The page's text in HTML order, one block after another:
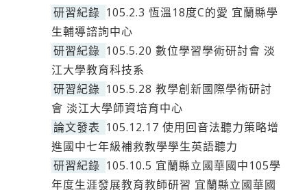
研習紀錄 105.2.3 恆溫18度C的愛 宜蘭縣學
生輔導諮詢中心
研習紀錄 105.5.20 數位學習學術研討會 淡
江大學教育科技系
研習紀錄 105.5.28 教學創新國際學術研討
會 淡江大學師資培育中心
論文發表 105.12.17 使用回音法聽力策略增
進國中七年級補救教學學生英語聽力
研習紀錄 105.10.5 宜蘭縣立國華國中105學
年度生涯發展教育教師研習 宜蘭縣立國華國